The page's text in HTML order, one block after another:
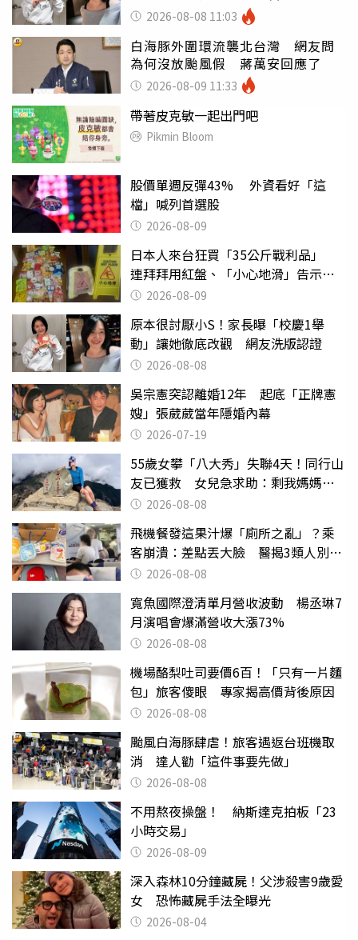
2026-08-08 11:03
白海豚外圍環流襲北台灣 網友問
為何沒放颱風假 蔣萬安回應了
2026-08-09 11:33
帶著皮克敏一起出門吧
Pikmin Bloom
股價單週反彈43% 外資看好「這
檔」喊列首選股
2026-08-09
日本人來台狂買「35公斤戰利品」
連拜拜用紅盤、「小心地滑」告示牌
也帶回家
2026-08-09
原本很討厭小S！家長曝「校慶1舉
動」讓她徹底改觀 網友洗版認證
2026-08-08
吳宗憲突認離婚12年 起底「正牌憲
嫂」張葳葳當年隱婚內幕
2026-07-19
55歲女攀「八大秀」失聯4天！同行山
友已獲救 女兒急求助：剩我媽媽還
沒找到
2026-08-08
飛機餐發這果汁爆「廁所之亂」？乘
客崩潰：差點丟大臉 醫揭3類人別亂
喝 2026-08-08
寬魚國際澄清單月營收波動 楊丞琳7
月演唱會爆滿營收大漲73%
2026-08-08
機場酪梨吐司要價6百！「只有一片麵
包」旅客傻眼 專家揭高價背後原因
2026-08-08
颱風白海豚肆虐！旅客遇返台班機取
消 達人勸「這件事要先做」
2026-08-08
不用熬夜操盤！ 納斯達克拍板「23
小時交易」
2026-08-09
深入森林10分鐘藏屍！父涉殺害9歲愛
女 恐怖藏屍手法全曝光
2026-08-04